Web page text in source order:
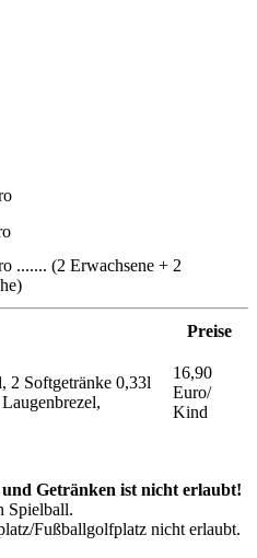
....... (2 Erwachsene + 2
Preise
2 Softgetränke 0,33l
16,90
Euro/
Kind
Getränken ist nicht erlaubt!
Spielball.
Fußballgolfplatz nicht erlaubt.